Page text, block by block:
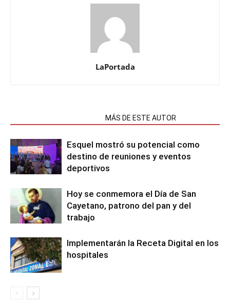
LaPortada
MÁS DE ESTE AUTOR
Esquel mostró su potencial como
destino de reuniones y eventos
deportivos
Hoy se conmemora el Día de San
Cayetano, patrono del pan y del
trabajo
Implementarán la Receta Digital en los
hospitales